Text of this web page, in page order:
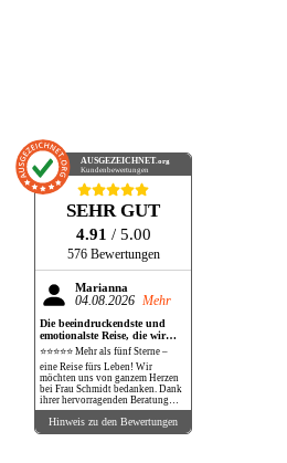
AUSGEZEICHNET .org
Kundenbewertungen
SEHR GUT
4.91 / 5.00
576 Bewertungen
Marianna
04.08.2026 Mehr
Die beeindruckendste und
emotionalste Reise, die wir
bisher gemacht haben!
⭐⭐⭐⭐⭐ Mehr als fünf Sterne –
eine Reise fürs Leben! Wir
möchten uns von ganzem Herzen
bei Frau Schmidt bedanken. Dank
ihrer hervorragenden Beratung
und perfekten Organisation
durften wir eine Reise erleben, die
unsere Erwartungen in jeder
Hinweis zu den Bewertungen